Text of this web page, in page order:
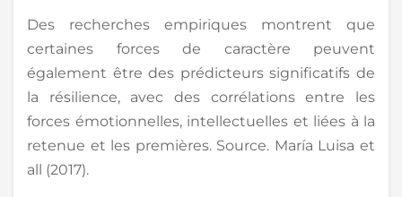
Des recherches empiriques montrent que
certaines forces de caractère peuvent
également être des prédicteurs significatifs de
la résilience, avec des corrélations entre les
forces émotionnelles, intellectuelles et liées à la
retenue et les premières. Source. María Luisa et
all (2017).